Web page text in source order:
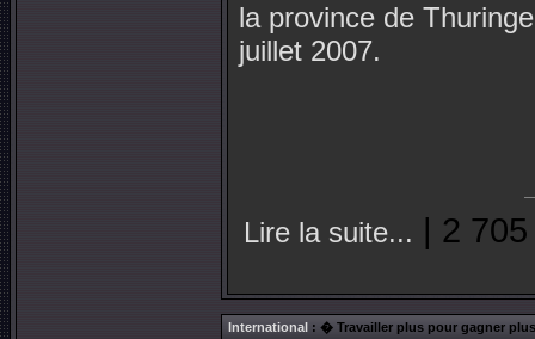
la province de
juillet 2007.
Lire la suite... | 2
International : � Travailler plus pour gagner